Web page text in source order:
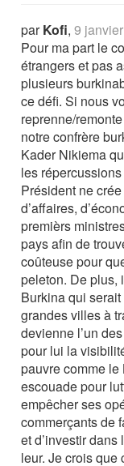
parKofi,9
Pour ma part le
étrangers et pas
plusieurs
ce défi. Si nous
reprenne/
notre confrère
Kader Nikiema
les
Président ne
d’affaires,
premièrs
pays afin de
coûteuse pour
peleton. De plus,
Burkina qui
grandes villes à
devienne l’un
pour lui la
pauvre comme le
escouade pour
empêcher ses
commerçants de
et d’investir
leur. Je crois que